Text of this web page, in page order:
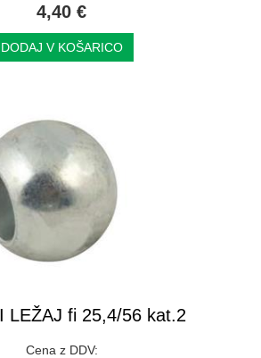
4,40 €
DODAJ V KOŠARICO
LEŽAJ fi 25,4/56 kat.2
Cena z DDV: